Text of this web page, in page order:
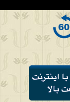
seconds
0